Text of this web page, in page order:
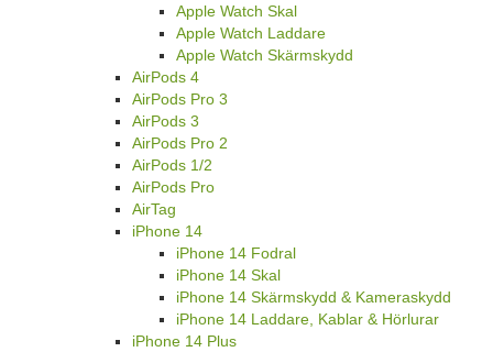
Apple Watch Skal
Apple Watch Laddare
Apple Watch Skärmskydd
AirPods 4
AirPods Pro 3
AirPods 3
AirPods Pro 2
AirPods 1/2
AirPods Pro
AirTag
iPhone 14
iPhone 14 Fodral
iPhone 14 Skal
iPhone 14 Skärmskydd & Kameraskydd
iPhone 14 Laddare, Kablar & Hörlurar
iPhone 14 Plus